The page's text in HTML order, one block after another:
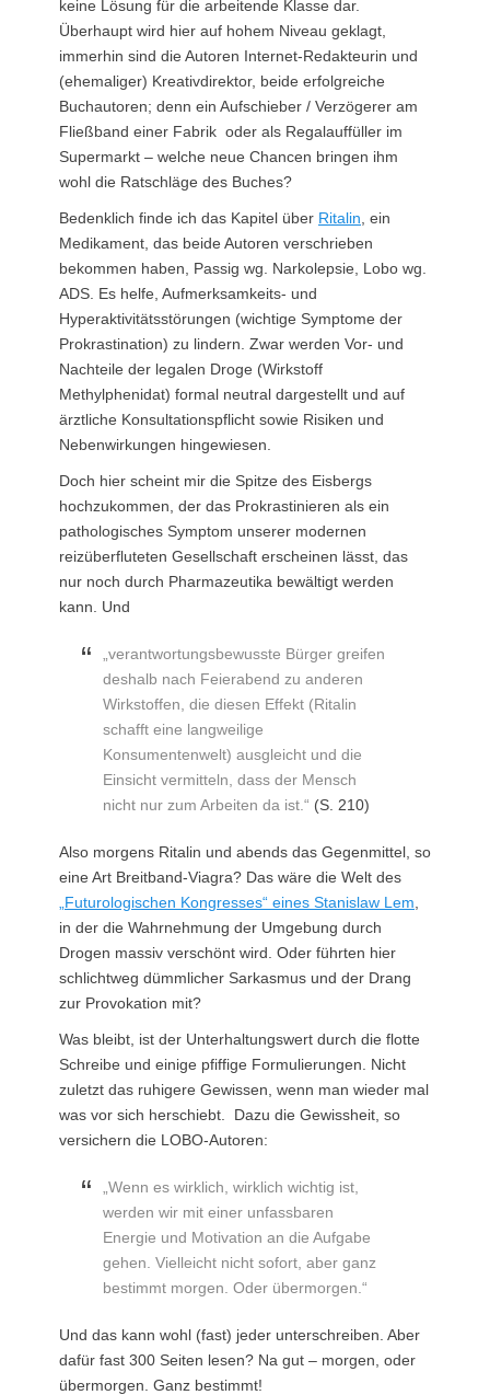
keine Lösung für die arbeitende Klasse dar.
Überhaupt wird hier auf hohem Niveau geklagt,
immerhin sind die Autoren Internet-Redakteurin und
(ehemaliger) Kreativdirektor, beide erfolgreiche
Buchautoren; denn ein Aufschieber / Verzögerer am
Fließband einer Fabrik oder als Regalauffüller im
Supermarkt – welche neue Chancen bringen ihm
wohl die Ratschläge des Buches?
Bedenklich finde ich das Kapitel über Ritalin , ein
Medikament, das beide Autoren verschrieben
bekommen haben, Passig wg. Narkolepsie, Lobo wg.
ADS. Es helfe, Aufmerksamkeits- und
Hyperaktivitätsstörungen (wichtige Symptome der
Prokrastination) zu lindern. Zwar werden Vor- und
Nachteile der legalen Droge (Wirkstoff
Methylphenidat) formal neutral dargestellt und auf
ärztliche Konsultationspflicht sowie Risiken und
Nebenwirkungen hingewiesen.
Doch hier scheint mir die Spitze des Eisbergs
hochzukommen, der das Prokrastinieren als ein
pathologisches Symptom unserer modernen
reizüberfluteten Gesellschaft erscheinen lässt, das
nur noch durch Pharmazeutika bewältigt werden
kann. Und
„verantwortungsbewusste Bürger greifen
deshalb nach Feierabend zu anderen
Wirkstoffen, die diesen Effekt (Ritalin
schafft eine langweilige
Konsumentenwelt) ausgleicht und die
Einsicht vermitteln, dass der Mensch
nicht nur zum Arbeiten da ist.“ (S. 210)
Also morgens Ritalin und abends das Gegenmittel, so
eine Art Breitband-Viagra? Das wäre die Welt des
„Futurologischen Kongresses“ eines Stanislaw Lem
in der die Wahrnehmung der Umgebung durch
Drogen massiv verschönt wird. Oder führten hier
schlichtweg dümmlicher Sarkasmus und der Drang
zur Provokation mit?
Was bleibt, ist der Unterhaltungswert durch die flotte
Schreibe und einige pfiffige Formulierungen. Nicht
zuletzt das ruhigere Gewissen, wenn man wieder mal
was vor sich herschiebt. Dazu die Gewissheit, so
versichern die LOBO-Autoren:
„Wenn es wirklich, wirklich wichtig ist,
werden wir mit einer unfassbaren
Energie und Motivation an die Aufgabe
gehen. Vielleicht nicht sofort, aber ganz
bestimmt morgen. Oder übermorgen.“
Und das kann wohl (fast) jeder unterschreiben. Aber
dafür fast 300 Seiten lesen? Na gut – morgen, oder
übermorgen. Ganz bestimmt!